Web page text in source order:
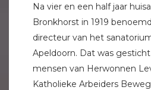
Na vier en een half jaar
Bronkhorst in 1919
directeur van het
Apeldoorn. Dat was
mensen van Herwonnen
Katholieke Arbeiders